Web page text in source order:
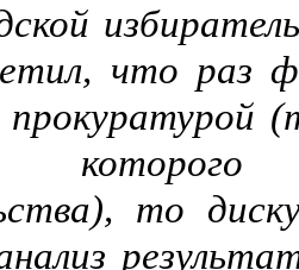
что раз
то